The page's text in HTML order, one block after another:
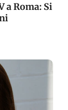
a Roma: Si